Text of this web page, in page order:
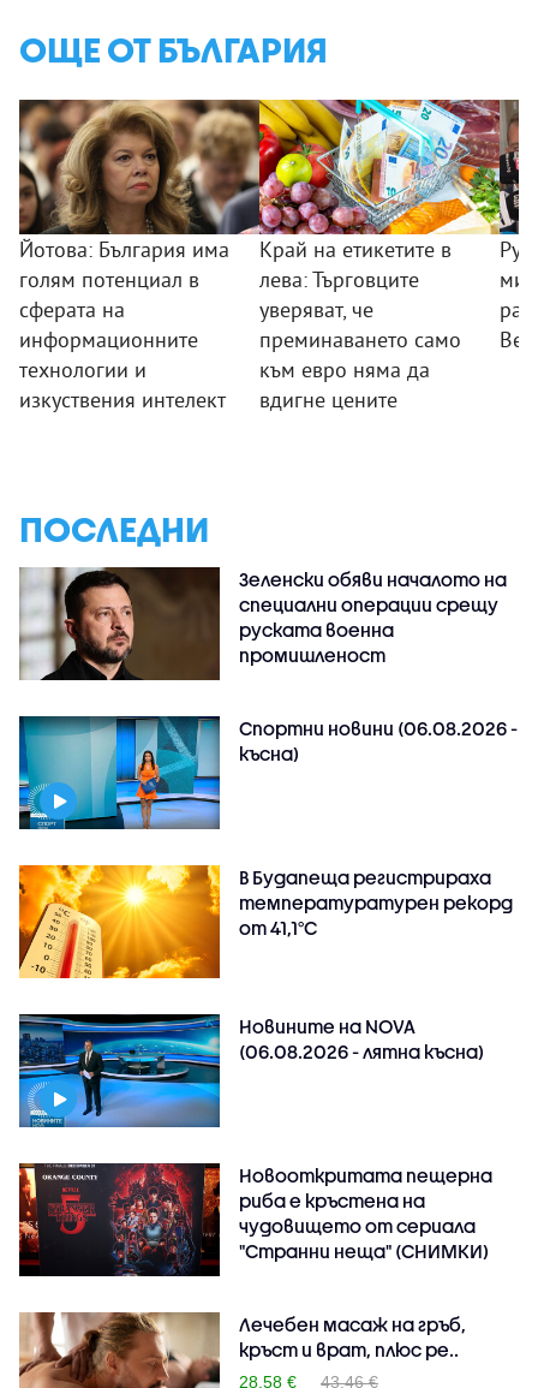
ОЩЕ ОТ БЪЛГАРИЯ
Йотова: България има
голям потенциал в
сферата на
информационните
технологии и
изкуствения интелект
Край на етикетите в
лева: Търговците
уверяват, че
преминаването само
към евро няма да
вдигне цените
ПОСЛЕДНИ
Зеленски обяви началото на
специални операции срещу
руската военна
промишленост
Спортни новини (06.08.2026 -
късна)
В Будапеща регистрираха
температуратурен рекорд
от 41,1°C
Новините на NOVA
(06.08.2026 - лятна късна)
Новооткритата пещерна
риба е кръстена на
чудовището от сериала
"Странни неща" (СНИМКИ)
Лечебен масаж на гръб,
кръст и врат, плюс ре..
28.58 € 43.46 €